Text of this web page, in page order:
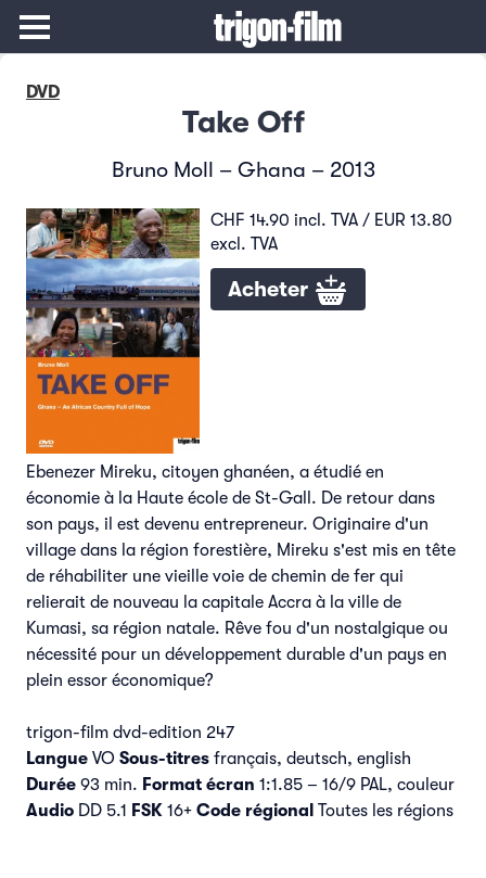
DVD
Take Off
Bruno Moll – Ghana – 2013
CHF 14.90 incl. TVA / EUR 13.80
excl. TVA
Acheter
Ebenezer Mireku, citoyen ghanéen, a étudié en
économie à la Haute école de St-Gall. De retour dans
son pays, il est devenu entrepreneur. Originaire d'un
village dans la région forestière, Mireku s'est mis en tête
de réhabiliter une vieille voie de chemin de fer qui
relierait de nouveau la capitale Accra à la ville de
Kumasi, sa région natale. Rêve fou d'un nostalgique ou
nécessité pour un développement durable d'un pays en
plein essor économique?
trigon-film dvd-edition 247
Langue VO Sous-titres français, deutsch, english
Durée 93 min. Format écran 1:1.85 – 16/9 PAL, couleur
Audio DD 5.1 FSK 16+ Code régional Toutes les régions